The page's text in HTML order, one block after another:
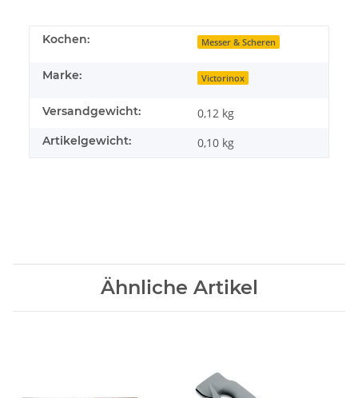
Kochen: Messer & Scheren
Marke: Victorinox
Versandgewicht: 0,12 kg
Artikelgewicht: 0,10 kg
Ähnliche Artikel